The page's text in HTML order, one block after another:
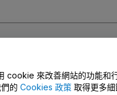
cookie 來改善網站的功能和
的 Cookies 政策 取得更多細